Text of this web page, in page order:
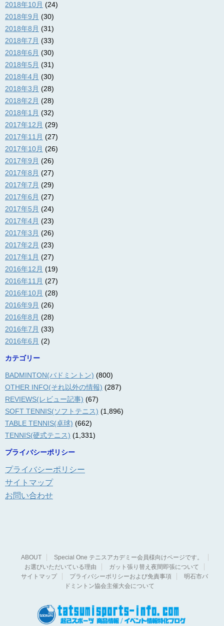
2018年10月 (24)
2018年9月 (30)
2018年8月 (31)
2018年7月 (33)
2018年6月 (30)
2018年5月 (31)
2018年4月 (30)
2018年3月 (28)
2018年2月 (28)
2018年1月 (32)
2017年12月 (29)
2017年11月 (27)
2017年10月 (26)
2017年9月 (26)
2017年8月 (27)
2017年7月 (29)
2017年6月 (27)
2017年5月 (24)
2017年4月 (23)
2017年3月 (26)
2017年2月 (23)
2017年1月 (27)
2016年12月 (19)
2016年11月 (27)
2016年10月 (28)
2016年9月 (26)
2016年8月 (28)
2016年7月 (33)
2016年6月 (2)
カテゴリー
BADMINTON(バドミントン) (800)
OTHER INFO(それ以外の情報) (287)
REVIEWS(レビュー記事) (67)
SOFT TENNIS(ソフトテニス) (1,896)
TABLE TENNIS(卓球) (662)
TENNIS(硬式テニス) (1,331)
プライバシーポリシー
プライバシーポリシー
サイトマップ
お問い合わせ
ABOUT
Special One テニスアカデミー会員様向けページです。
お選びいただいている理由
ガット張り替え夜間即張について
サイトマップ
プライバシーポリシーおよび免責事項
明石市バ
ドミントン協会主催大会について